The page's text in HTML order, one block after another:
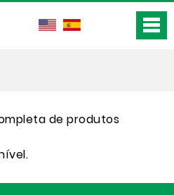
de produtos